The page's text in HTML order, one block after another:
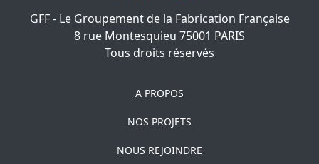
GFF - Le Groupement de la Fabrication Française
8 rue Montesquieu 75001 PARIS
Tous droits réservés
A PROPOS
NOS PROJETS
NOUS REJOINDRE